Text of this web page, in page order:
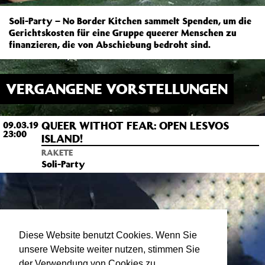
Diese Website benutzt Cookies. Wenn Sie
unsere Website weiter nutzen, stimmen Sie
Soli-Party – No Border Kitchen sammelt Spenden, um die
Gerichtskosten für eine Gruppe queerer Menschen zu
finanzieren, die von Abschiebung bedroht sind.
VERGANGENE VORSTELLUNGEN
09.03.19
23:00
QUEER WITHOT FEAR: OPEN LESVOS
ISLAND!
RAKETE
Soli-Party